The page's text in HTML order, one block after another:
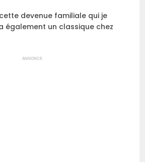
devenue familiale qui je
également un classique chez
ANNONCE